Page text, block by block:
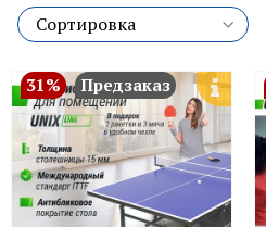
31% Предзаказ